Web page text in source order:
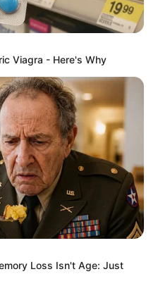
Viagra - Here's Why
Loss Isn't Age: Just